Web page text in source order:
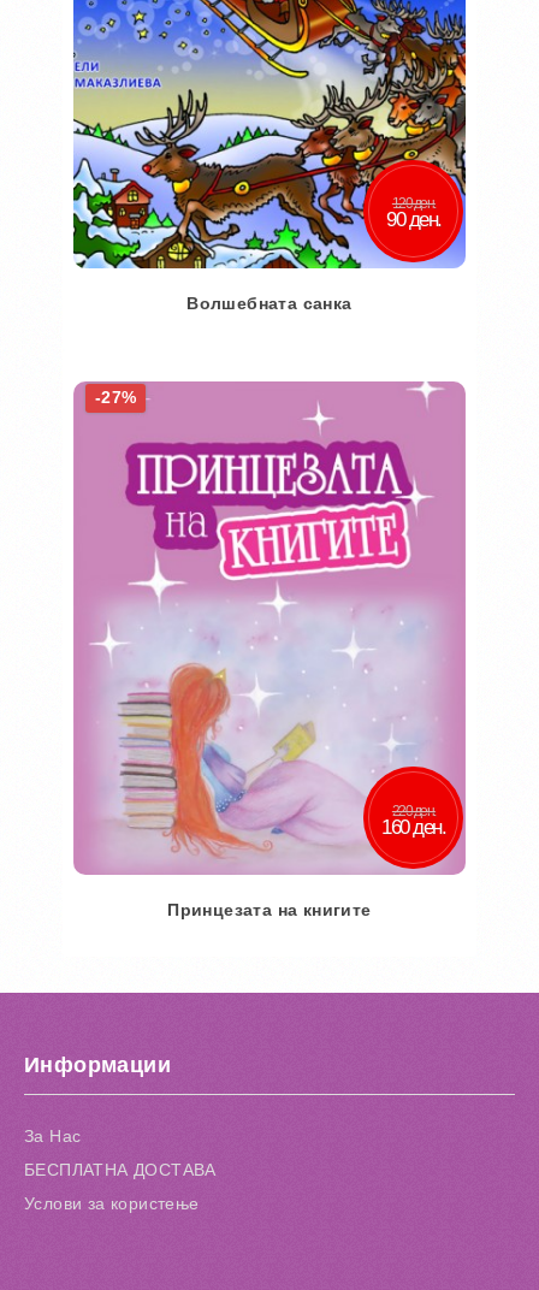
120 ден.
90 ден.
Волшебната санка
Во кошничка
Додај во желби
Додај за споредба
-27%
220 ден.
160 ден.
Принцезата на книгите
Информации
За Нас
БЕСПЛАТНА ДОСТАВА
Услови за користење